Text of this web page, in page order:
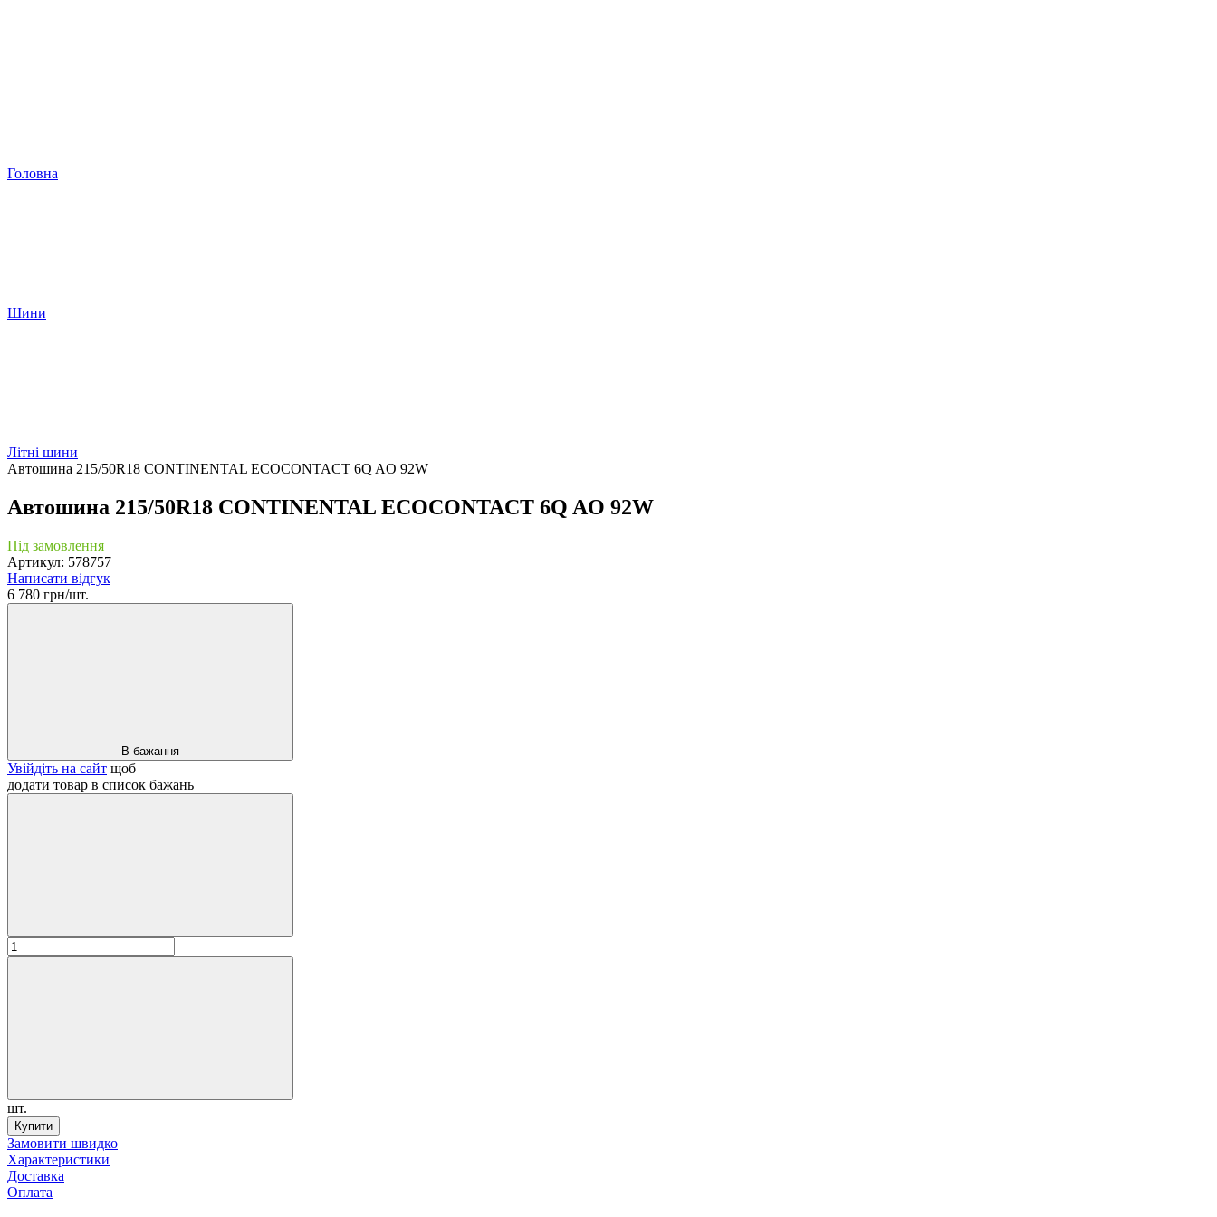
Головна
Шини
Літні шини
Автошина 215/50R18 CONTINENTAL ECOCONTACT 6Q AO 92W
Автошина 215/50R18 CONTINENTAL ECOCONTACT 6Q AO 92W
Під замовлення
Артикул: 578757
Написати відгук
6 780 грн/шт.
В бажання
Увійдіть на сайт щоб
додати товар в список бажань
шт.
Купити
Замовити швидко
Характеристики
Доставка
Оплата